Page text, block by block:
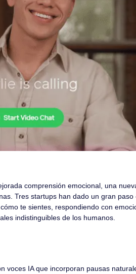
comprensión emocional, una
Tres startups han dado un gran
te sientes, respondiendo con
indistinguibles de los humanos.
voces IA que incorporan pausas